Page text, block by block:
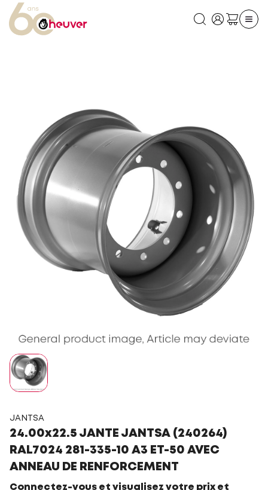
JANTSA
24.00x22.5 JANTE JANTSA (240264)
RAL7024 281-335-10 A3 ET-50 AVEC
ANNEAU DE RENFORCEMENT
Connectez-vous et visualisez votre prix et